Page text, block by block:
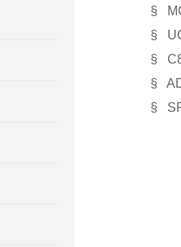
§
§
§
§
§